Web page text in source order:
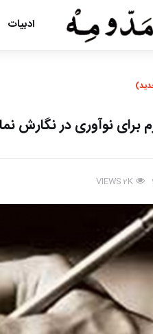
ادبیات
برای نوآوری در نگارش
2K
VIEWS